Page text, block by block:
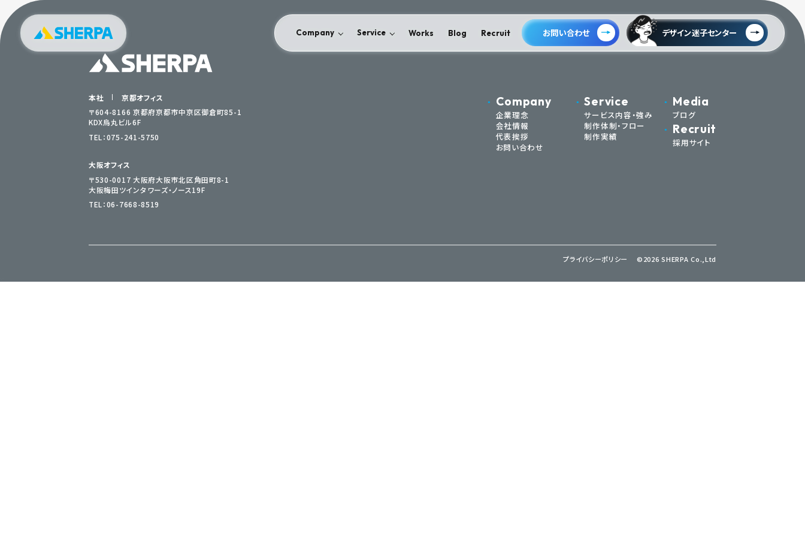
Company Service Works Blog Recruit お問い合わせ デザイン迷子センター
本社
京都オフィス
〒604-8166 京都府京都市中京区御倉町85-1
KDX烏丸ビル6F
TEL：075-241-5750
大阪オフィス
〒530-0017 大阪府大阪市北区角田町8-1
大阪梅田ツインタワーズ・ノース19F
TEL：06-7668-8519
Company
企業理念
会社情報
代表挨拶
お問い合わせ
Service
サービス内容・強み
制作体制・フロー
制作実績
Media
ブログ
Recruit
採用サイト
プライバシーポリシー ©2026 SHERPA Co.,Ltd